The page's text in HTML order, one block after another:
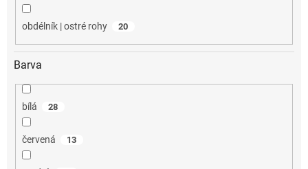
obdélník | ostré rohy 20
Barva
bílá 28
červená 13